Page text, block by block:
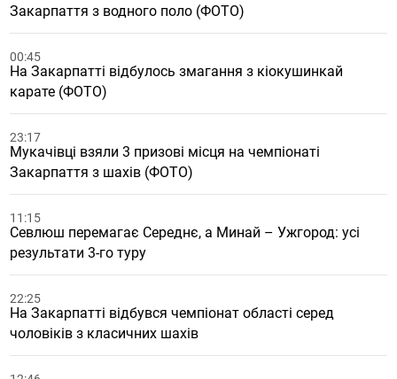
Закарпаття з водного поло (ФОТО)
00:45
На Закарпатті відбулось змагання з кіокушинкай
карате (ФОТО)
23:17
Мукачівці взяли 3 призові місця на чемпіонаті
Закарпаття з шахів (ФОТО)
11:15
Севлюш перемагає Середнє, а Минай – Ужгород: усі
результати 3-го туру
22:25
На Закарпатті відбувся чемпіонат області серед
чоловіків з класичних шахів